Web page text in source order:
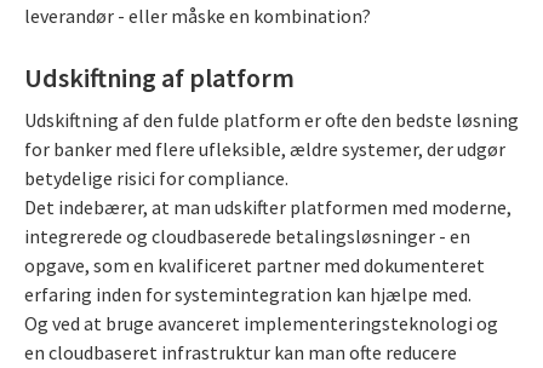
leverandør - eller måske en kombination?
Udskiftning af platform
Udskiftning af den fulde platform er ofte den bedste løsning
for banker med flere ufleksible, ældre systemer, der udgør
betydelige risici for compliance.
Det indebærer, at man udskifter platformen med moderne,
integrerede og cloudbaserede betalingsløsninger - en
opgave, som en kvalificeret partner med dokumenteret
erfaring inden for systemintegration kan hjælpe med.
Og ved at bruge avanceret implementeringsteknologi og
en cloudbaseret infrastruktur kan man ofte reducere